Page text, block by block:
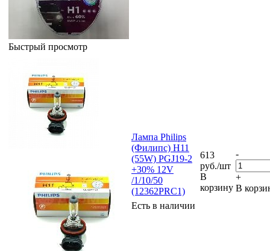
Быстрый просмотр
Лампа Philips
(Филипс) H11
(55W) PGJ19-2
+30% 12V
/1/10/50
(12362PRC1)
Есть в наличии
613
руб./шт
В
корзину
-
+
В